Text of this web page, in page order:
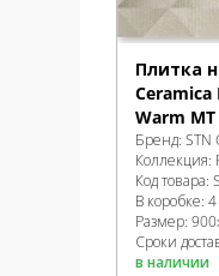
Плитка
Ceramica
Warm MT
Бренд: STN
Коллекция:
Код товара:
В коробке:
Размер:
Сроки
в наличии